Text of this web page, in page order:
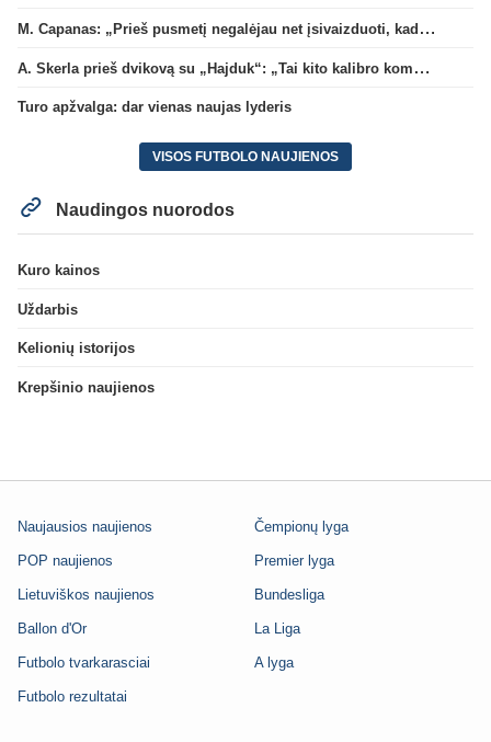
M. Capanas: „Prieš pusmetį negalėjau net įsivaizduoti, kad žaisime prieš „Hajduk“
A. Skerla prieš dvikovą su „Hajduk“: „Tai kito kalibro komanda“
Turo apžvalga: dar vienas naujas lyderis
VISOS FUTBOLO NAUJIENOS
Naudingos nuorodos
Kuro kainos
Uždarbis
Kelionių istorijos
Krepšinio naujienos
Naujausios naujienos
POP naujienos
Lietuviškos naujienos
Ballon d'Or
Futbolo tvarkarasciai
Futbolo rezultatai
Čempionų lyga
Premier lyga
Bundesliga
La Liga
A lyga